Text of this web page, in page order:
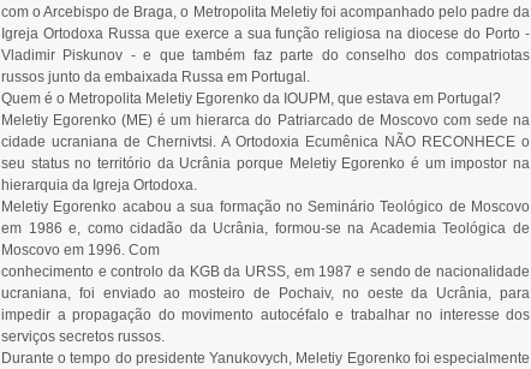
com o Arcebispo de Braga, o Metropolita Meletiy foi acompanhado pelo padre da
Igreja Ortodoxa Russa que exerce a sua função religiosa na diocese do Porto -
Vladimir Piskunov - e que também faz parte do conselho dos compatriotas
russos junto da embaixada Russa em Portugal.
Quem é o Metropolita Meletiy Egorenko da IOUPM, que estava em Portugal?
Meletiy Egorenko (ME) é um hierarca do Patriarcado de Moscovo com sede na
cidade ucraniana de Chernivtsi. A Ortodoxia Ecumênica NÃO RECONHECE o
seu status no território da Ucrânia porque Meletiy Egorenko é um impostor na
hierarquia da Igreja Ortodoxa.
Meletiy Egorenko acabou a sua formação no Seminário Teológico de Moscovo
em 1986 e, como cidadão da Ucrânia, formou-se na Academia Teológica de
Moscovo em 1996. Com
conhecimento e controlo da KGB da URSS, em 1987 e sendo de nacionalidade
ucraniana, foi enviado ao mosteiro de Pochaiv, no oeste da Ucrânia, para
impedir a propagação do movimento autocéfalo e trabalhar no interesse dos
serviços secretos russos.
Durante o tempo do presidente Yanukovych, Meletiy Egorenko foi especialmente